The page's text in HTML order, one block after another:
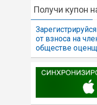
Получи купон
от взноса на
обществе